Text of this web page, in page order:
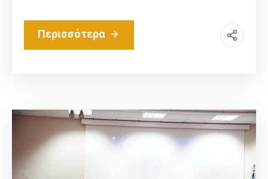
Περισσότερα